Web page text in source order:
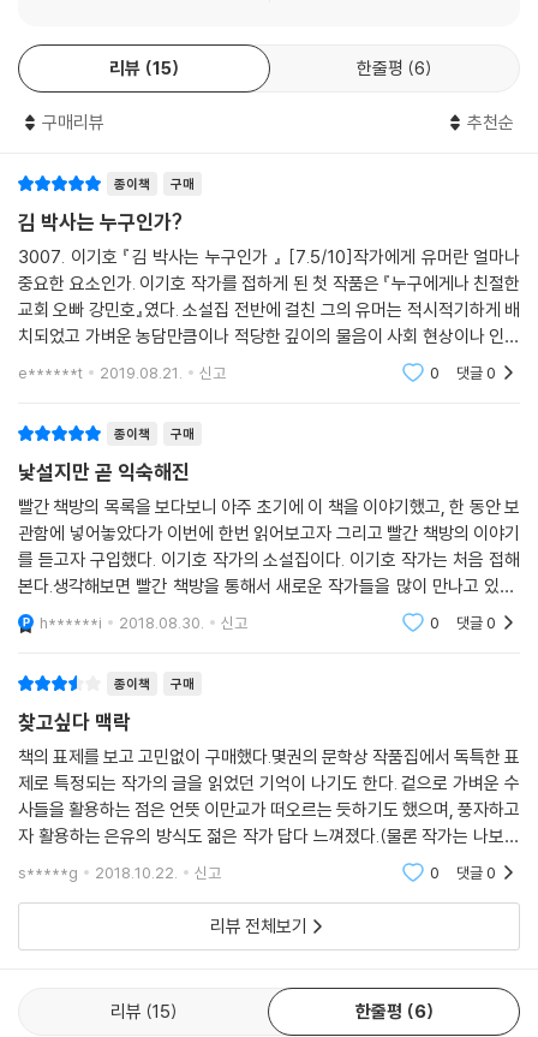
리를 메우는 ‘이야기’다. 진실과 마주하기가 겁나 모른 척 비워두고 변죽만
울리며 지나쳤던 자리가 흔들 수 없는 인과로 재구성되는 순간, 모두가 무
력할 수밖에 없었음이 다시 한 번 분명해지고 그 과정에서 독자는 울컥, 뜨
거운 연민을 느낀다.
해학과 애환의 절묘한 콜라보레이션
이기호의 등단작 「버니」에서걸핏하면 큰 소리로 “나는 가수가 됩니다!”라
취하며 “아닌데요, 괜찮습니다”를 연발하는 기종 씨(「화라지송침」)가 무
척 반가울 것이다. 더구나 이 청년은 두루마리 휴지만 보면 어헉! 하며 기겁
을 한다. 이 모자라고 엉뚱한 인물은, 후진도 안 되는 고물차(「밀수록 다시
가까워지는」)나 트렁크 팬티인지 반바지인지 모호한 물건(「내겐 너무 윤
리적인 팬티 한 장」)과 함께 독자의 웃음보를 자극한다. 그러나 마냥 웃을
때문이고 고물차는 노총각 삼촌이 사라지면서 남긴 것이기 때문이며 팬티
인지 반바지인지가 제대한 백수를 사회에서 소외시키고 있기 때문이다. 이
처럼 웃음과 눈물이 어우러지며 만들어내는 감정을 뭐라고 부르면 좋을까.
그것이 무엇이든 이 절묘한 콜라보레이션은 딱딱하게 굳은 우리 마음을 어
느새 말랑말랑하게 녹여버리고 만다.
독자가 완성하는 DIY(Do It Yourself) 소설!
는 인간”이 되는 것 같아 두려운 화자가 김 박사라는 인물과 상담을 주고받
다들 아셨죠. 김 박사가 누구인지? 자, 그럼 어서 빈칸을 채워주세요”라고
말한다. 실제로 책에도 반 페이지 가량의 여백(129쪽)을 두고 있다. 소설
이 무슨 가구도 아니고, 독자(소비자)가 소설(제품)을 써야(만들어야)만
하는 이 상황이 그저 낯설기만 하다. 랩이나 성경의 문체, 최면의 화술 등
워낙 독특한 기법을 구사해온 작가이기에 이번 것도 새로운 시도 정도로
이해할 수 있을지 모른다. 그러나 빈칸(공백, 여백)이 집요하게 시선을 붙
들어 그냥 넘겨버리기가 쉽지 않다. 작품을 되짚어 읽으면서, 다른 작품을
읽다가도 문득 생각나서 자꾸 빈칸을 들여다보게 된다. 작가에게 물어보고
밑으로 사라진 사람들」 『최순덕 성령 충만기』)가 환청처럼 들린다.
리뷰 15 한줄평 6
구매리뷰 추천순
종이책 구매
김 박사는 누구인가?
3007. 이기호 『김 박사는 누구인가 』 [7.5/10]작가에게 유머란 얼마나
중요한 요소인가. 이기호 작가를 접하게 된 첫 작품은 『누구에게나 친절한
교회 오빠 강민호』였다. 소설집 전반에 걸친 그의 유머는 적시적기하게 배
치되었고 가벼운 농담만큼이나 적당한 깊이의 물음이 사회 현상이나 인간
개개인에 대한 진지한 질문으로 다가왔다. 그의 유머가 폭발적으로 다가왔
e******t 2019.08.21. 신고 0 댓글0
종이책 구매
낯설지만 곧 익숙해진
빨간 책방의 목록을 보다보니 아주 초기에 이 책을 이야기했고, 한 동안 보
관함에 넣어놓았다가 이번에 한번 읽어보고자 그리고 빨간 책방의 이야기
를 듣고자 구입했다. 이기호 작가의 소설집이다. 이기호 작가는 처음 접해
본다.생각해보면 빨간 책방을 통해서 새로운 작가들을 많이 만나고 있고,
대부분 만족했던 것 같다.과연 이 책은, 이 작가, 이기호 작가는 어떨까?이
책에 담겨진 8
h******i 2018.08.30. 신고 0 댓글0
종이책 구매
찾고싶다 맥락
책의 표제를 보고 고민없이 구매했다.몇권의 문학상 작품집에서 독특한 표
제로 특정되는 작가의 글을 읽었던 기억이 나기도 한다. 겉으로 가벼운 수
사들을 활용하는 점은 언뜻 이만교가 떠오르는 듯하기도 했으며, 풍자하고
자 활용하는 은유의 방식도 젊은 작가 답다 느껴졌다.(물론 작가는 나보다
연배가 있으신 선배님이시지만...)현대사회의 제문제를 짧은 이야기들의
소재로 활용하되
s*****g 2018.10.22. 신고 0 댓글0
리뷰 전체보기
리뷰 15 한줄평 6